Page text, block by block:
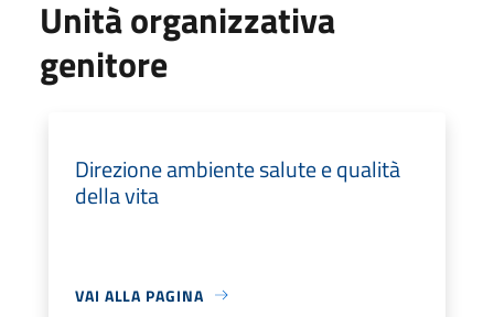
Unità organizzativa
genitore
Direzione ambiente salute e qualità
della vita
VAI ALLA PAGINA